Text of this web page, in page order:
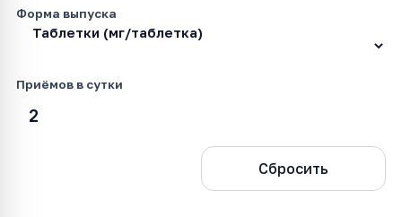
Форма выпуска
Приёмов в сутки
Сбросить